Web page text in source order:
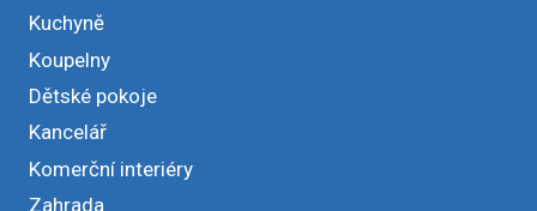
Kuchyně
Koupelny
Dětské pokoje
Kancelář
Komerční interiéry
Zahrada